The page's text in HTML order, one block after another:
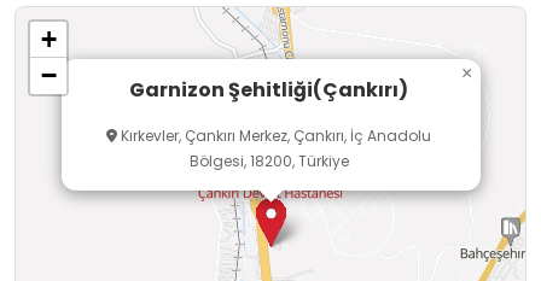
Garnizon Şehitliği(Çankırı)
Kırkevler, Çankırı Merkez, Çankırı, İç Anadolu
Bölgesi, 18200, Türkiye
×
+
−